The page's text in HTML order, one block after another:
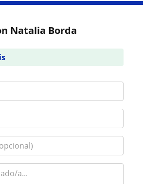
Natalia Borda